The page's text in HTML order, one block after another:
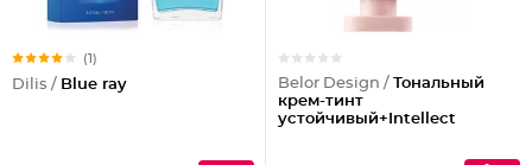
(1)
Dilis / Blue ray Belor Design / Тональный
крем-тинт
устойчивый+Intellect